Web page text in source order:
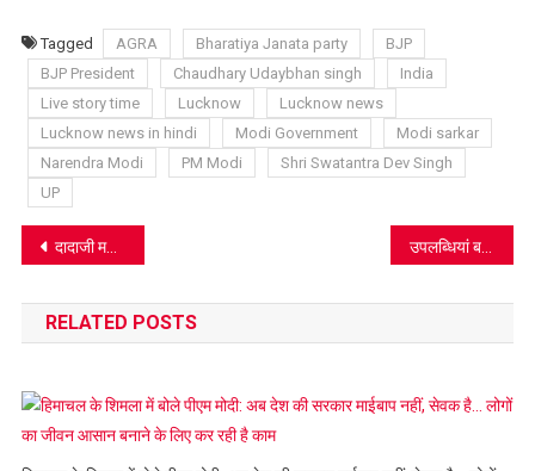
List
Tagged AGRA Bharatiya Janata party
BJP
BJP President
Chaudhary Udaybhan singh
India
Live story time
Lucknow
Lucknow news
Lucknow news in hindi
Modi Government
Modi sarkar
Narendra Modi
PM Modi
Shri Swatantra Dev Singh
UP
Post
navigation
दादाजी महाराज ने बताया कि कुलमालिक हजूर महाराज को सतसंगियों से क्या चाहिए
RELATED POSTS